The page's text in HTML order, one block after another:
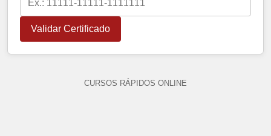
Validar Certificado
CURSOS RÁPIDOS ONLINE